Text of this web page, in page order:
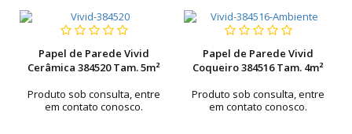
Papel de Parede Vivid
Cerâmica 384520 Tam. 5m²
Produto sob consulta, entre
em contato conosco.
Papel de Parede Vivid
Coqueiro 384516 Tam. 4m²
Produto sob consulta, entre
em contato conosco.